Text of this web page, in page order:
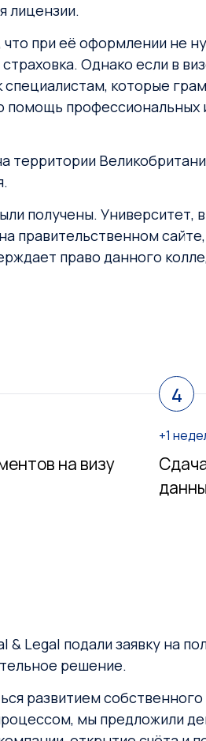
лицензии.
при её оформлении не
Однако если в
которые
помощь
территории
получены. Университет,
правительственном
право данного
на визу
4
+1
Legal подали заявку на
решение.
развитием
мы предложили